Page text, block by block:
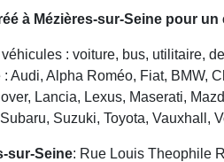
à Mézières-sur-Seine pour
: voiture, bus, utilitaire,
Audi, Alpha Roméo, Fiat, BMW,
Lancia, Lexus, Maserati,
Suzuki, Toyota, Vauxhall,
sur-Seine: Rue Louis Theophile